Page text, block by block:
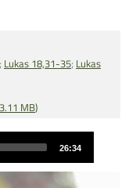
Lukas 18,31-35; Lukas
MB)
26:34